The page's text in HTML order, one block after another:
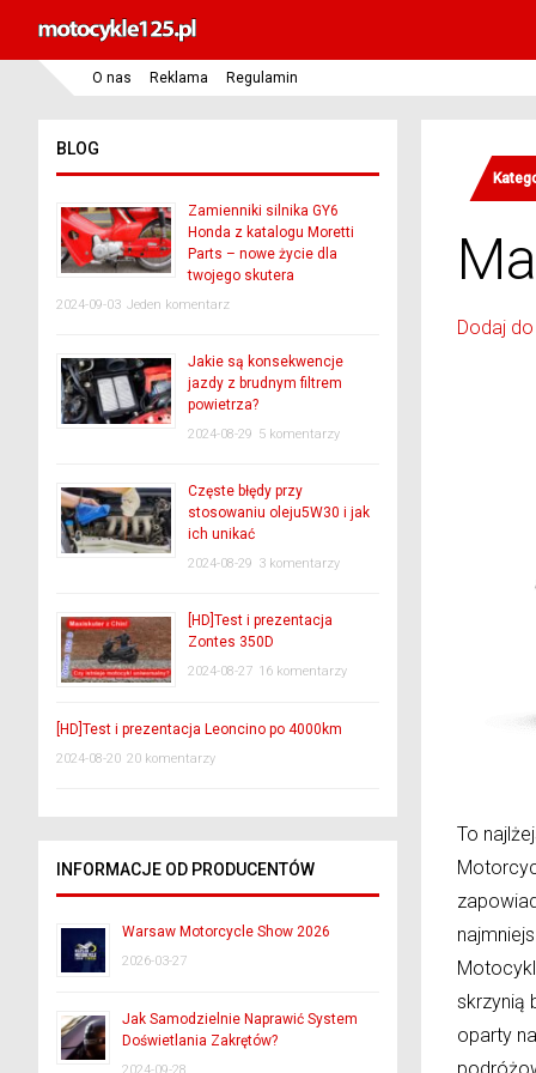
O nas Reklama Regulamin
Dodaj
To
skrzynią
oparty
BLOG
Zamienniki silnika GY6
Honda z katalogu Moretti
Parts – nowe życie dla
twojego skutera
2024-09-03 Jeden komentarz
Jakie są konsekwencje
jazdy z brudnym filtrem
powietrza?
2024-08-29 5 komentarzy
Częste błędy przy
stosowaniu oleju5W30 i jak
ich unikać
2024-08-29 3 komentarzy
[HD]Test i prezentacja
Zontes 350D
2024-08-27 16 komentarzy
[HD]Test i prezentacja Leoncino po 4000km
2024-08-20 20 komentarzy
INFORMACJE OD PRODUCENTÓW
Warsaw Motorcycle Show 2026
2026-03-27
Jak Samodzielnie Naprawić System
Doświetlania Zakrętów?